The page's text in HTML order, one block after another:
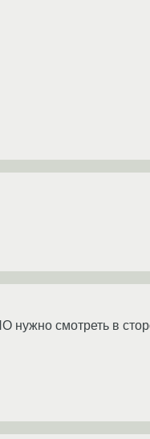
смотреть в